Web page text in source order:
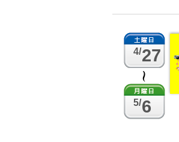
4/27
5/6